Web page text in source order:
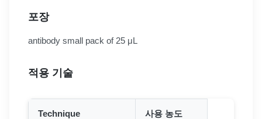
포장
antibody small pack of 25 μL
적용 기술
Technique 사용 농도